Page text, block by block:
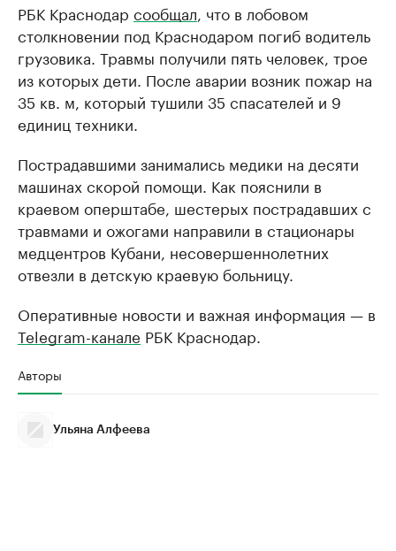
РБК Краснодар сообщал , что в лобовом
столкновении под Краснодаром погиб водитель
грузовика. Травмы получили пять человек, трое
из которых дети. После аварии возник пожар на
35 кв. м, который тушили 35 спасателей и 9
единиц техники.
Пострадавшими занимались медики на десяти
машинах скорой помощи. Как пояснили в
краевом оперштабе, шестерых пострадавших с
травмами и ожогами направили в стационары
медцентров Кубани, несовершеннолетних
отвезли в детскую краевую больницу.
Оперативные новости и важная информация — в
Telegram-канале РБК Краснодар.
Авторы
Ульяна Алфеева